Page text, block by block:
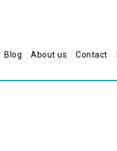
Blog About us Contact